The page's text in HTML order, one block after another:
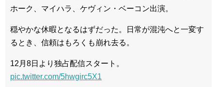
ホーク、マイハラ、ケヴィン・ベーコン出演。
穏やかな休暇となるはずだった。日常が混沌へと一変す
るとき、信頼はもろくも崩れ去る。
12月8日より独占配信スタート。
pic.twitter.com/5hwgirc5X1